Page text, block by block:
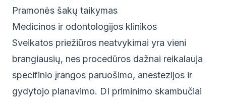
Pramonės šakų taikymas
Medicinos ir odontologijos klinikos
Sveikatos priežiūros neatvykimai yra vieni
brangiausių, nes procedūros dažnai reikalauja
specifinio įrangos paruošimo, anestezijos ir
gydytojo planavimo. DI priminimo skambučiai